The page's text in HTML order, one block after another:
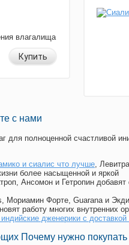
влагалища
Купить
с нами
для полноценной счастливой
и сиалис что лучше,
более насыщенной и яркой
Ансомон и Гетропин
Мориамин Форте, Guarana и
работу многих внутренних
дженерики с
Почему нужно